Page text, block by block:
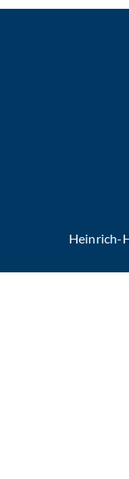
Heinrich-